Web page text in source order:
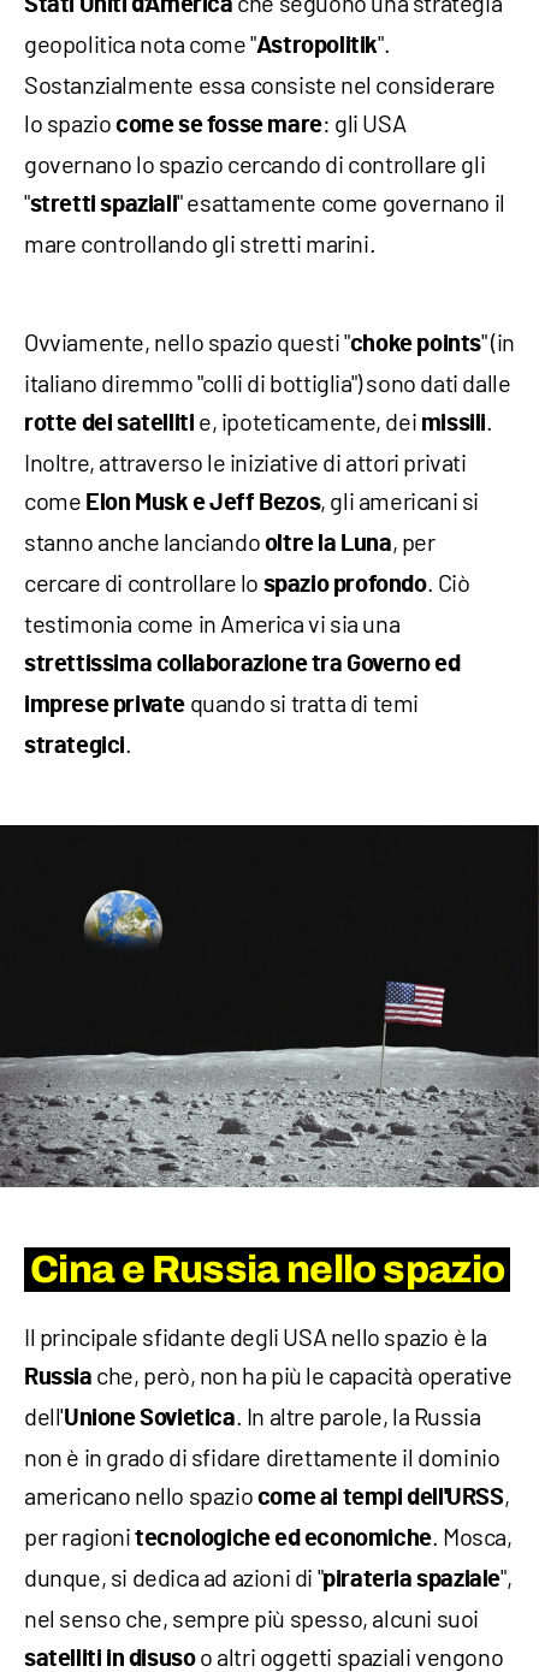
geopolitica nota come "Astropolitik".
Sostanzialmente essa consiste nel considerare
lo spazio come se fosse mare: gli USA
governano lo spazio cercando di controllare gli
"stretti spaziali" esattamente come governano il
mare controllando gli stretti marini.
Ovviamente, nello spazio questi "choke points" (in
italiano diremmo "colli di bottiglia") sono dati dalle
rotte dei satelliti e, ipoteticamente, dei missili.
Inoltre, attraverso le iniziative di attori privati
come Elon Musk e Jeff Bezos, gli americani si
stanno anche lanciando oltre la Luna, per
cercare di controllare lo spazio profondo. Ciò
testimonia come in America vi sia una
strettissima collaborazione tra Governo ed
imprese private quando si tratta di temi
strategici.
Cina e Russia nello spazio
Il principale sfidante degli USA nello spazio è la
Russia che, però, non ha più le capacità operative
dell'Unione Sovietica . In altre parole, la Russia
non è in grado di sfidare direttamente il dominio
americano nello spazio come ai tempi dell'URSS,
per ragionitecnologiche ed economiche. Mosca,
dunque, si dedica ad azioni di "pirateria spaziale",
nel senso che, sempre più spesso, alcuni suoi
satelliti in disusoo altri oggetti spaziali vengono